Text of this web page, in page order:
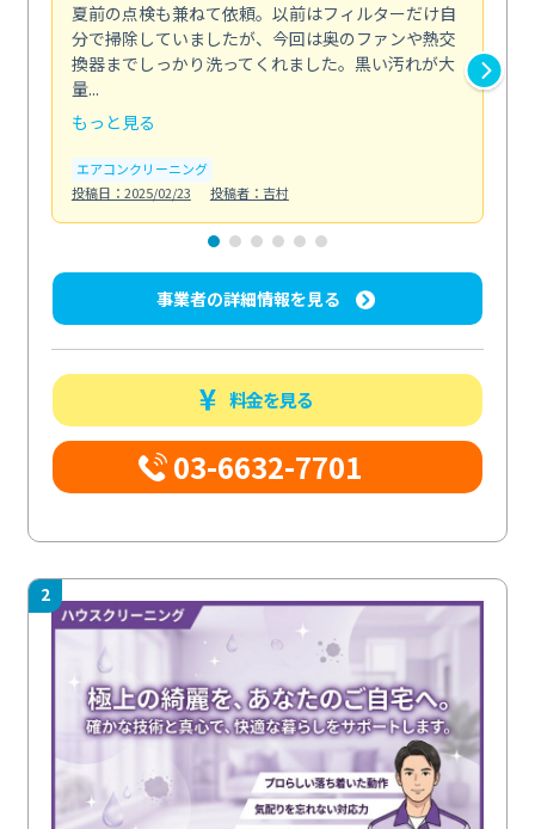
夏前の点検も兼ねて依頼。以前はフィルターだけ自
分で掃除していましたが、今回は奥のファンや熱交
換器までしっかり洗ってくれました。黒い汚れが大
量...
もっと見る
エアコンクリーニング
投稿日：2025/02/23
投稿者：吉村
事業者の詳細情報を見る
料金を見る
03-6632-7701
2